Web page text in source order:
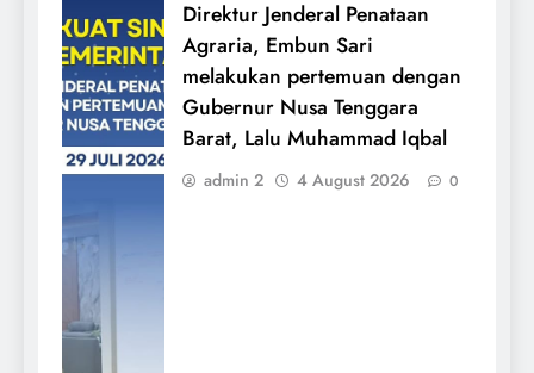
Direktur Jenderal Penataan
Agraria, Embun Sari
melakukan pertemuan dengan
Gubernur Nusa Tenggara
Barat, Lalu Muhammad Iqbal
admin 2 4 August 2026 0